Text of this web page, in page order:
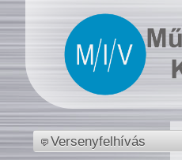
Versenyfelhívás